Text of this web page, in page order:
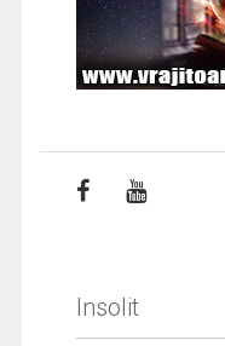
Insolit